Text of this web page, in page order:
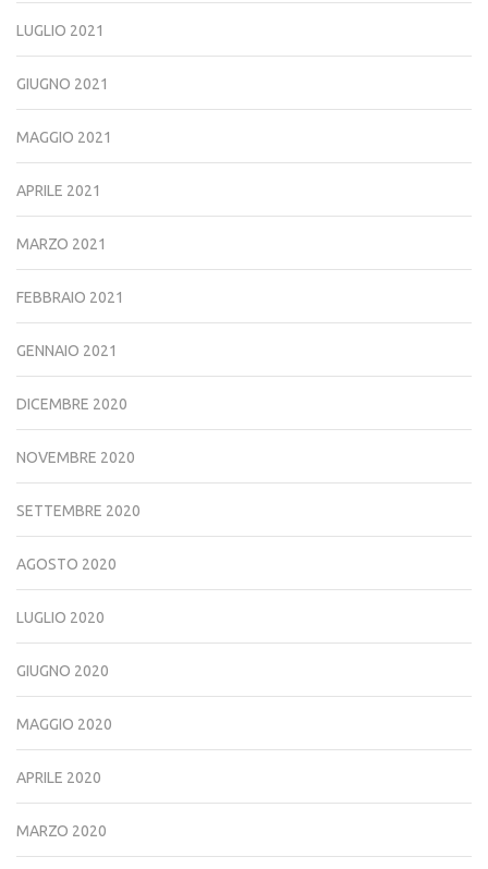
LUGLIO 2021
GIUGNO 2021
MAGGIO 2021
APRILE 2021
MARZO 2021
FEBBRAIO 2021
GENNAIO 2021
DICEMBRE 2020
NOVEMBRE 2020
SETTEMBRE 2020
AGOSTO 2020
LUGLIO 2020
GIUGNO 2020
MAGGIO 2020
APRILE 2020
MARZO 2020